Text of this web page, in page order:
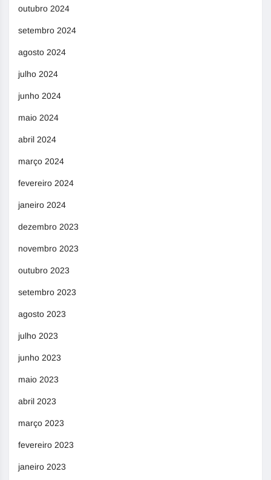
outubro 2024
setembro 2024
agosto 2024
julho 2024
junho 2024
maio 2024
abril 2024
março 2024
fevereiro 2024
janeiro 2024
dezembro 2023
novembro 2023
outubro 2023
setembro 2023
agosto 2023
julho 2023
junho 2023
maio 2023
abril 2023
março 2023
fevereiro 2023
janeiro 2023